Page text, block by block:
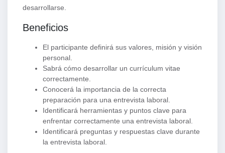
desarrollarse.
Beneficios
El participante definirá sus valores, misión y visión
personal.
Sabrá cómo desarrollar un currículum vitae
correctamente.
Conocerá la importancia de la correcta
preparación para una entrevista laboral.
Identificará herramientas y puntos clave para
enfrentar correctamente una entrevista laboral.
Identificará preguntas y respuestas clave durante
la entrevista laboral.